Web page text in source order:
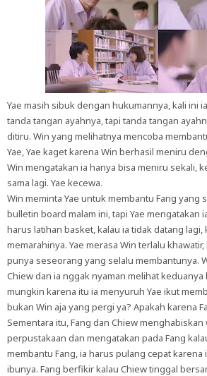
Yae masih sibuk dengan hukumannya, kali ini
tanda tangan ayahnya, tapi tanda tangan
ditiru. Win yang melihatnya mencoba
Yae, Yae kaget karena Win berhasil meniru
Win mengatakan ia hanya bisa meniru sekali,
sama lagi. Yae kecewa.
Win meminta Yae untuk membantu Fang yang
bulletin board malam ini, tapi Yae mengatakan
harus latihan basket, kalau ia tidak datang lagi,
memarahinya. Yae merasa Win terlalu
punya seseorang yang selalu membantunya.
Chiew dan ia nggak nyaman melihat keduanya
mungkin karena itu ia menyuruh Yae ikut
bukan Win aja yang pergi ya? Apakah karena
Sementara itu, Fang dan Chiew menghabiskan
perpustakaan dan mengatakan pada Fang
membantu Fang, ia harus pulang cepat karena
ibunya. Fang berfikir kalau Chiew tinggal